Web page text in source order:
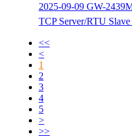
2025-09-09 GW-
TCP Server/RTU
<<
<
1
2
3
4
5
>
>>